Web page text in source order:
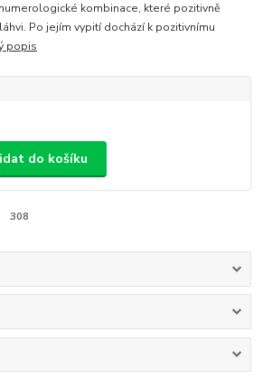
kombinace, které pozitivně
Po jejím vypití dochází k pozitivnímu
popis
do košíku
308